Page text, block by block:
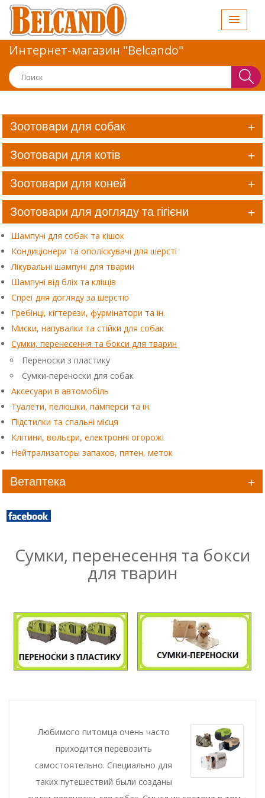
Интернет-магазин "Belcando"
Зоотовари для собак
Зоотовари для котів
Зоотовари для коней
Зоотовари для догляду та гігієни
Шампуні для собак та кішок
Кондиціонери та ополіскувачі для шерсті
Лікувальні шампуні для тварин
Шампуні від бліх та кліщів
Спреї для догляду за шерстю
Гребінці, кігтерези, фурмінатори та ін.
Миски, напувалки та стійки для собак
Сумки, перенесення та бокси для тварин
Переноски з пластику
Сумки-переноски для собак
Аксесуари в автомобіль
Туалети, пелюшки, памперси та ін.
Підстилки та спальні місця
Клітини, вольєри, електронні огорожі
Нейтрализаторы запахов, пятен, меток
Ветаптека
Сумки, перенесення та бокси
для тварин
Любимого питомца очень часто
приходится перевозить
самостоятельно. Специально для
таких путешествий были созданы